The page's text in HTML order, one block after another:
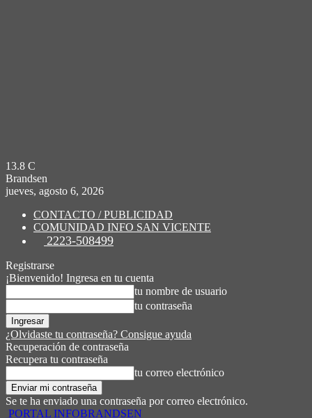
13.8 C
Brandsen
jueves, agosto 6, 2026
CONTACTO / PUBLICIDAD
COMUNIDAD INFO SAN VICENTE
2223-508499
Registrarse
¡Bienvenido! Ingresa en tu cuenta
tu nombre de usuario
tu contraseña
¿Olvidaste tu contraseña? Consigue ayuda
Recuperación de contraseña
Recupera tu contraseña
tu correo electrónico
Se te ha enviado una contraseña por correo electrónico.
PORTAL INFOBRANDSEN